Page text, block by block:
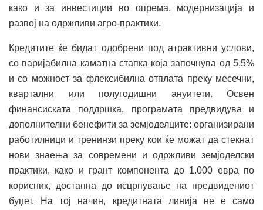
како и за инвестиции во опрема, модернизација и
развој на одржливи агро-практики.
Кредитите ќе бидат одобрени под атрактивни услови,
со варијабилна каматна стапка која започнува од 5,5%
и со можност за флексибилна отплата преку месечни,
квартални или полугодишни ануитети. Освен
финансиската поддршка, програмата предвидува и
дополнителни бенефити за земјоделците: организирани
работилници и тренинзи преку кои ќе можат да стекнат
нови знаења за современи и одржливи земјоделски
практики, како и грант компонента до 1.000 евра по
корисник, достапна до исцрпување на предвидениот
буџет. На тој начин, кредитната линија не е само